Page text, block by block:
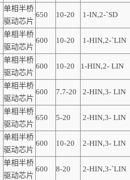
单相半桥
驱动芯片
650 10-20 1-IN,2-`SD
单相半桥
驱动芯片
600 10-20 1-HIN,2-`LIN
单相半桥
驱动芯片
600 10-20 1-HIN,2- LIN
单相半桥
驱动芯片
600 7.7-20 2-HIN,3- LIN
单相半桥
驱动芯片
650 5-20 2-HIN,3- LIN
单相半桥
驱动芯片
600 10-20 2-HIN,3- LIN
单相半桥
驱动芯片
600 8-20 2-HIN,3-`LIN